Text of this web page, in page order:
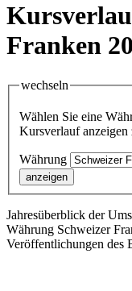
Franken
wechseln
Wählen Sie eine
Kursverlauf anzeigen
Währung
Jahresüberblick der
Währung Schweizer
Veröffentlichungen des